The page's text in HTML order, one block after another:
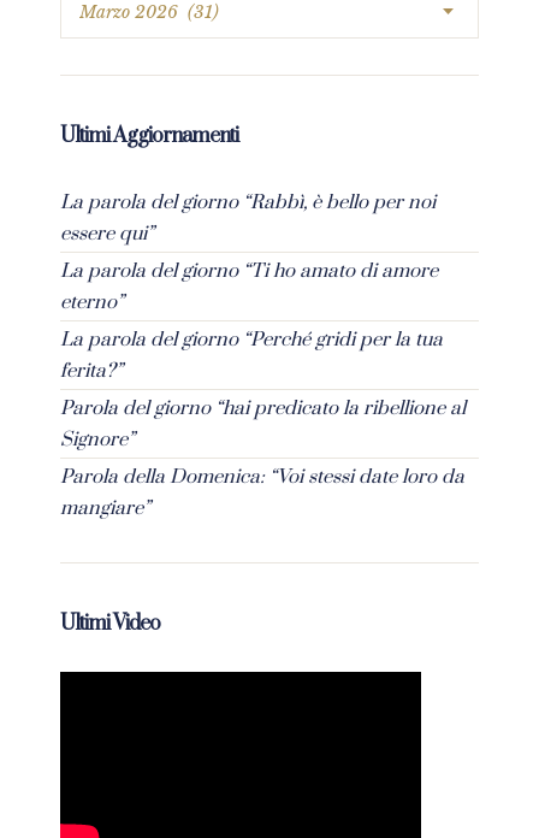
Ultimi Aggiornamenti
La parola del giorno “Rabbì, è bello per noi
essere qui”
La parola del giorno “Ti ho amato di amore
eterno”
La parola del giorno “Perché gridi per la tua
ferita?”
Parola del giorno “hai predicato la ribellione al
Signore”
Parola della Domenica: “Voi stessi date loro da
mangiare”
Ultimi Video